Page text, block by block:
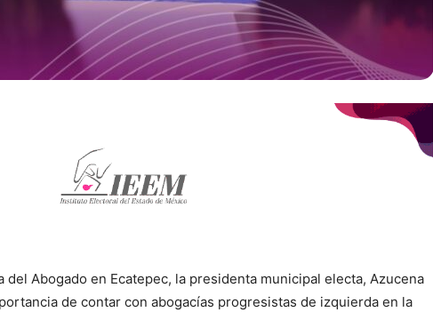
del Abogado en Ecatepec, la presidenta municipal electa, Azucena
de contar con abogacías progresistas de izquierda en la